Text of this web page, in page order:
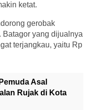
ketat.
gerobak
Batagor yang dijualnya
terjangkau, yaitu Rp
Asal
Rujak di Kota